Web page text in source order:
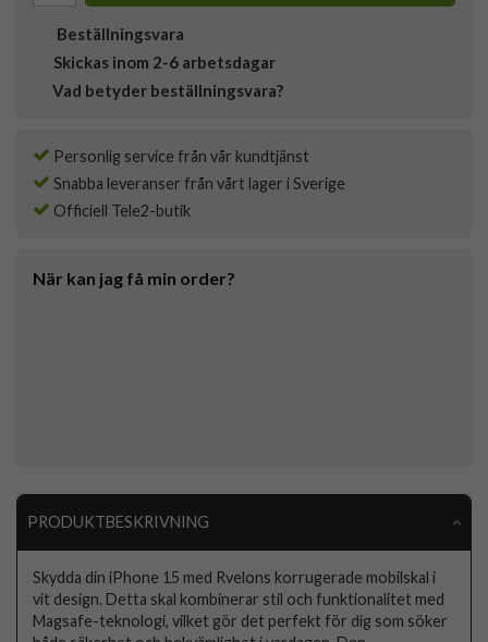
Beställningsvara
Skickas inom 2-6 arbetsdagar
Vad betyder beställningsvara?
Personlig service från vår kundtjänst
Snabba leveranser från vårt lager i Sverige
Officiell Tele2-butik
När kan jag få min order?
PRODUKTBESKRIVNING
Skydda din iPhone 15 med Rvelons korrugerade mobilskal i
vit design. Detta skal kombinerar stil och funktionalitet med
Magsafe-teknologi, vilket gör det perfekt för dig som söker